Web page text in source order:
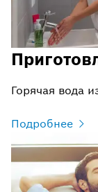
Горячая вода
Подробнее